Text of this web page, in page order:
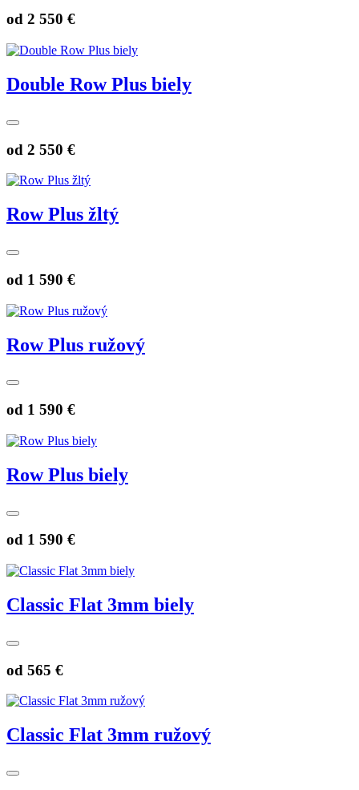
od 2 550 €
Double Row Plus biely
od 2 550 €
Row Plus žltý
od 1 590 €
Row Plus ružový
od 1 590 €
Row Plus biely
od 1 590 €
Classic Flat 3mm biely
od 565 €
Classic Flat 3mm ružový